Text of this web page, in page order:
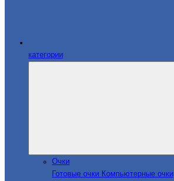
категории
Очки
Готовые очки Компьютерные очки